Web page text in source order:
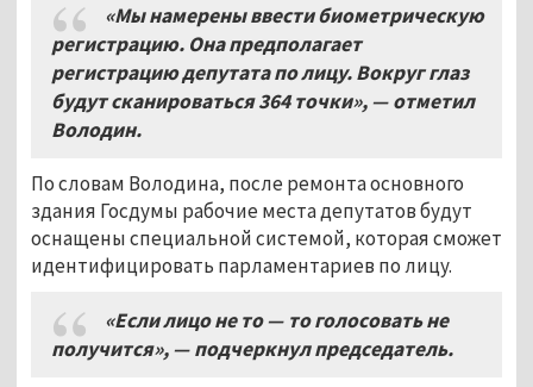
«Мы намерены ввести биометрическую
регистрацию. Она предполагает
регистрацию депутата по лицу. Вокруг глаз
будут сканироваться 364 точки», — отметил
Володин.
По словам Володина, после ремонта основного
здания Госдумы рабочие места депутатов будут
оснащены специальной системой, которая сможет
идентифицировать парламентариев по лицу.
«Если лицо не то — то голосовать не
получится», — подчеркнул председатель.